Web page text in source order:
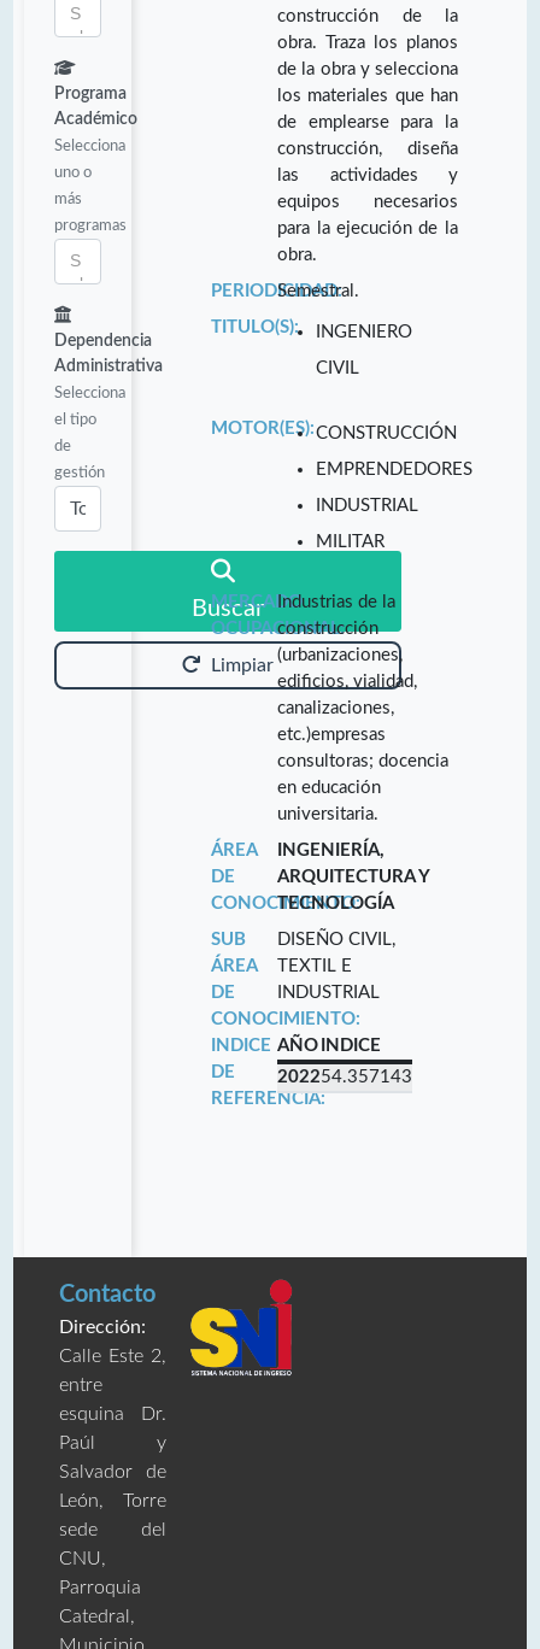
Programa
Académico
Selecciona
uno o
más
programas
Dependencia
Administrativa
Selecciona
el tipo
de
gestión
Buscar
Limpiar
construcción de la
obra. Traza los planos
de la obra y selecciona
los materiales que han
de emplearse para la
construcción, diseña
las actividades y
equipos necesarios
para la ejecución de la
obra.
PERIODICIDAD:
Semestral.
TITULO(S):
INGENIERO
CIVIL
MOTOR(ES):CONSTRUCCIÓN
EMPRENDEDORES
INDUSTRIAL
MILITAR
MERCADO
OCUPACIONAL:
Industrias de la
construcción
(urbanizaciones,
edificios, vialidad,
canalizaciones,
etc.)empresas
consultoras; docencia
en educación
universitaria.
ÁREA
DE
CONOCIMIENTO:
INGENIERÍA,
ARQUITECTURA Y
TECNOLOGÍA
SUB
ÁREA
DE
CONOCIMIENTO:
DISEÑO CIVIL,
TEXTIL E
INDUSTRIAL
INDICE
DE
REFERENCIA:
AÑO INDICE
202254.357143
Contacto
Dirección:
Calle Este 2,
entre
esquina Dr.
Paúl y
Salvador de
León, Torre
sede del
CNU,
Parroquia
Catedral,
Municipio